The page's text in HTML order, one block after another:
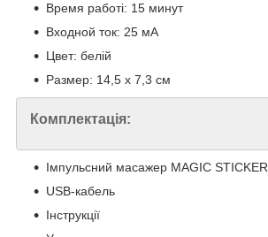
Время работі: 15 минут
Входной ток: 25 мА
Цвет: белій
Размер: 14,5 х 7,3 см
Комплектація:
Імпульсний масажер MAGIC STICKER
USB-кабель
Інструкції